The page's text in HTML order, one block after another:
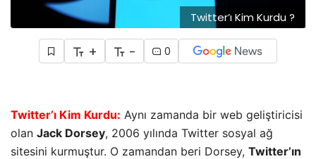
Twitter’ı Kim Kurdu ?
+ - 0
Twitter’ı Kim Kurdu: Aynı zamanda bir web geliştiricisi
olan Jack Dorsey, 2006 yılında Twitter sosyal ağ
sitesini kurmuştur. O zamandan beri Dorsey, Twitter’ın